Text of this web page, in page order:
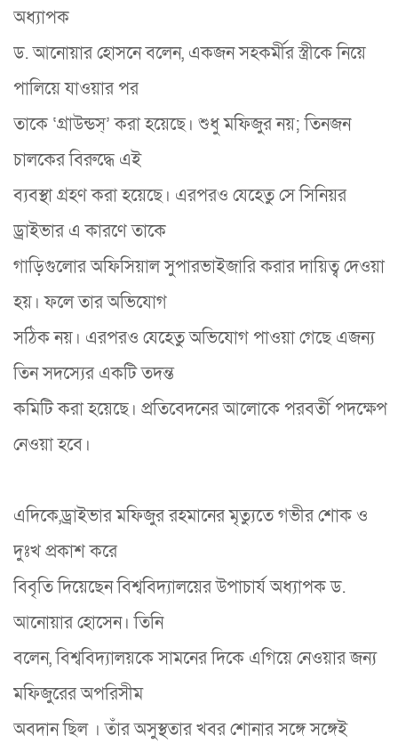
অধ্যাপক
ড. আনোয়ার হোসনে বলেন, একজন সহকর্মীর স্ত্রীকে নিয়ে
পালিয়ে যাওয়ার পর
তাকে ‘গ্রাউন্ডস্’ করা হয়েছে। শুধু মফিজুর নয়; তিনজন
চালকের বিরুদ্ধে এই
ব্যবস্থা গ্রহণ করা হয়েছে। এরপরও যেহেতু সে সিনিয়র
ড্রাইভার এ কারণে তাকে
গাড়িগুলোর অফিসিয়াল সুপারভাইজারি করার দায়িত্ব দেওয়া
হয়। ফলে তার অভিযোগ
সঠিক নয়। এরপরও যেহেতু অভিযোগ পাওয়া গেছে এজন্য
তিন সদস্যের একটি তদন্ত
কমিটি করা হয়েছে। প্রতিবেদনের আলোকে পরবর্তী পদক্ষেপ
নেওয়া হবে।
এদিকে,ড্রাইভার মফিজুর রহমানের মৃত্যুতে গভীর শোক ও
দুঃখ প্রকাশ করে
বিবৃতি দিয়েছেন বিশ্ববিদ্যালয়ের উপাচার্য অধ্যাপক ড.
আনোয়ার হোসেন। তিনি
বলেন, বিশ্ববিদ্যালয়কে সামনের দিকে এগিয়ে নেওয়ার জন্য
মফিজুরের অপরিসীম
অবদান ছিল । তাঁর অসুস্থতার খবর শোনার সঙ্গে সঙ্গেই